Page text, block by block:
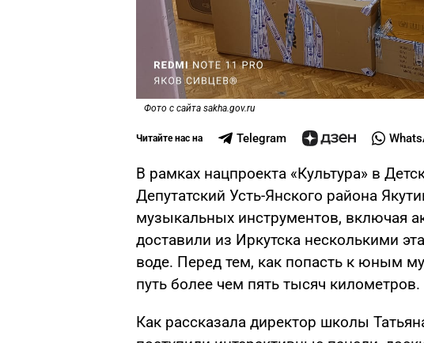
Фото с сайта sakha.gov.ru
Читайте нас на Telegram
В рамках нацпроекта «Культура» в
Депутатский Усть-Янского района
музыкальных инструментов, включая
доставили из Иркутска несколькими
воде. Перед тем, как попасть к юным
путь более чем пять тысяч километров.
Как рассказала директор школы